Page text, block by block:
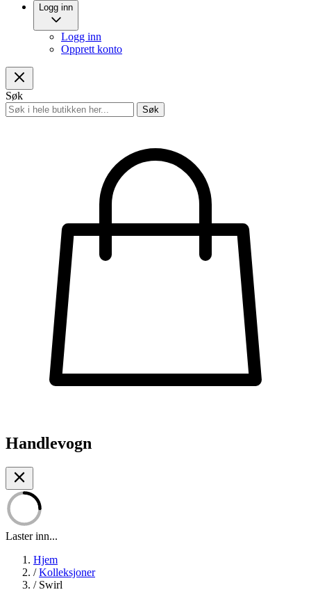
Logg inn
Logg inn
Opprett konto
Søk
Søk
Handlevogn
Laster inn...
Hjem
/ Kolleksjoner
/ Swirl